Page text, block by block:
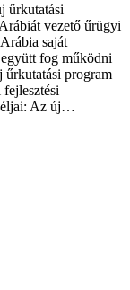
űrkutatási
vezető űrügyi
saját
fog működni
űrkutatási program
Az új…